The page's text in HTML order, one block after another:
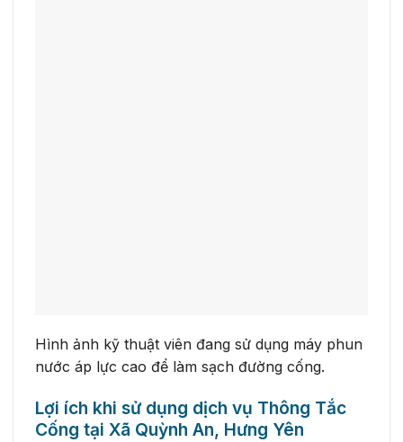
Hình ảnh kỹ thuật viên đang sử dụng máy phun
nước áp lực cao để làm sạch đường cống.
Lợi ích khi sử dụng dịch vụ Thông Tắc
Cống tại Xã Quỳnh An, Hưng Yên